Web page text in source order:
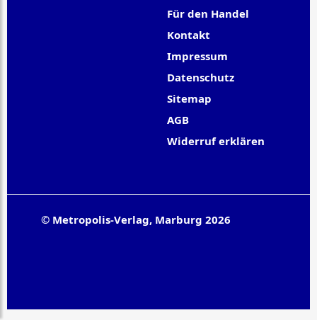
Für den Handel
Kontakt
Impressum
Datenschutz
Sitemap
AGB
Widerruf erklären
© Metropolis-Verlag, Marburg 2026